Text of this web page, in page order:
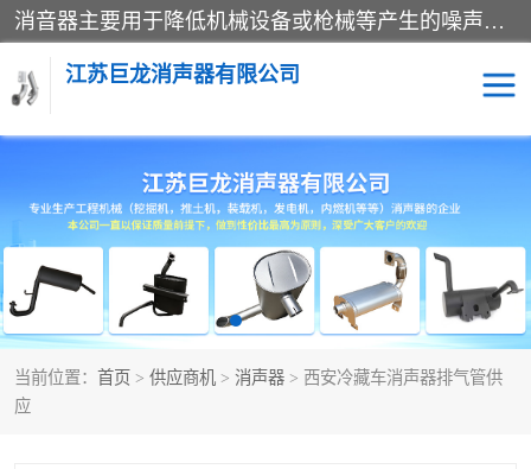
消音器主要用于降低机械设备或枪械等产生的噪声。它通过阻尼或增加排气面积来降低排气速度和功率，从而降低噪声。常见的消音器类型包括阻性消声器、抗性消声器、共振消声器以及阻抗复合式消声器等。这些消音器各有特点，适用于不同频率的噪声消除。
江苏巨龙消声器有限公司
当前位置： 首页 > 供应商机 > 消声器 > 西安冷藏车消声器排气管供
应
消声器